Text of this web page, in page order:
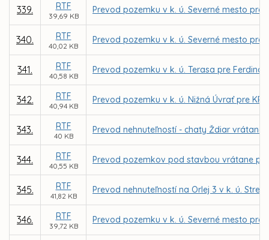
339. RTF
39,69 KB
Prevod pozemku v k. ú. Severné mesto pre
340. RTF
40,02 KB
Prevod pozemku v k. ú. Severné mesto pre
341. RTF
40,58 KB
Prevod pozemku v k. ú. Terasa pre
342. RTF
40,94 KB
Prevod pozemku v k. ú. Nižná Úvrať pre
343. RTF
40 KB
Prevod nehnuteľností - chaty Ždiar
344. RTF
40,55 KB
Prevod pozemkov pod stavbou vrátane
345. RTF
41,82 KB
Prevod nehnuteľností na Orlej 3 v k. ú.
346. RTF
39,72 KB
Prevod pozemku v k. ú. Severné mesto pre